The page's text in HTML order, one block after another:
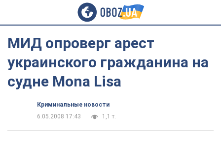
МИД опроверг арест
украинского гражданина на
судне Mona Lisa
Криминальные новости
6.05.2008 17:43
1,1 т.